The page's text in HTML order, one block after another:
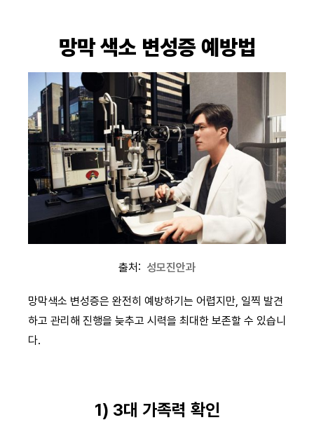
망막 색소 변성증 예방법
출처: 성모진안과
망막색소 변성증은 완전히 예방하기는 어렵지만, 일찍 발견
하고 관리해 진행을 늦추고 시력을 최대한 보존할 수 있습니
다.
1) 3대 가족력 확인